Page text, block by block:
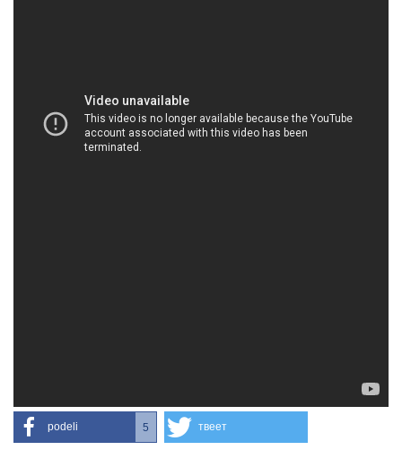
podeli 5 твеет